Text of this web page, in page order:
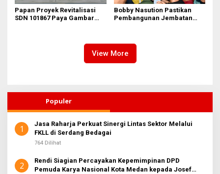
Papan Proyek Revitalisasi
SDN 101867 Paya Gambar
Bobby Nasution Pastikan
Pembangunan Jembatan
View More
Populer
1
Jasa Raharja Perkuat Sinergi Lintas Sektor Melalui
FKLL di Serdang Bedagai
764 Dilihat
2
Rendi Siagian Percayakan Kepemimpinan DPD
Pemuda Karya Nasional Kota Medan kepada Josef